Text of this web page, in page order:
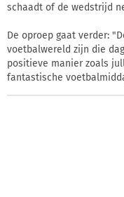
schaadt of de wedstrijd
De oproep gaat verder:
voetbalwereld zijn die
positieve manier zoals
fantastische